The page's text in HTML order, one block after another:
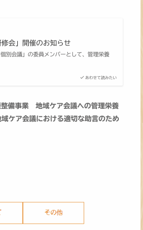
あわせて読みたい
会」開催のお知らせ
別会議」の委員メンバーとして、管理栄養
整備事業 地域ケア会議への管理栄養
ケア会議における適切な助言のため